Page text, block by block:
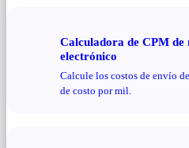
Calculadora de CPM
electrónico
Calcule los costos de envío
de costo por mil.